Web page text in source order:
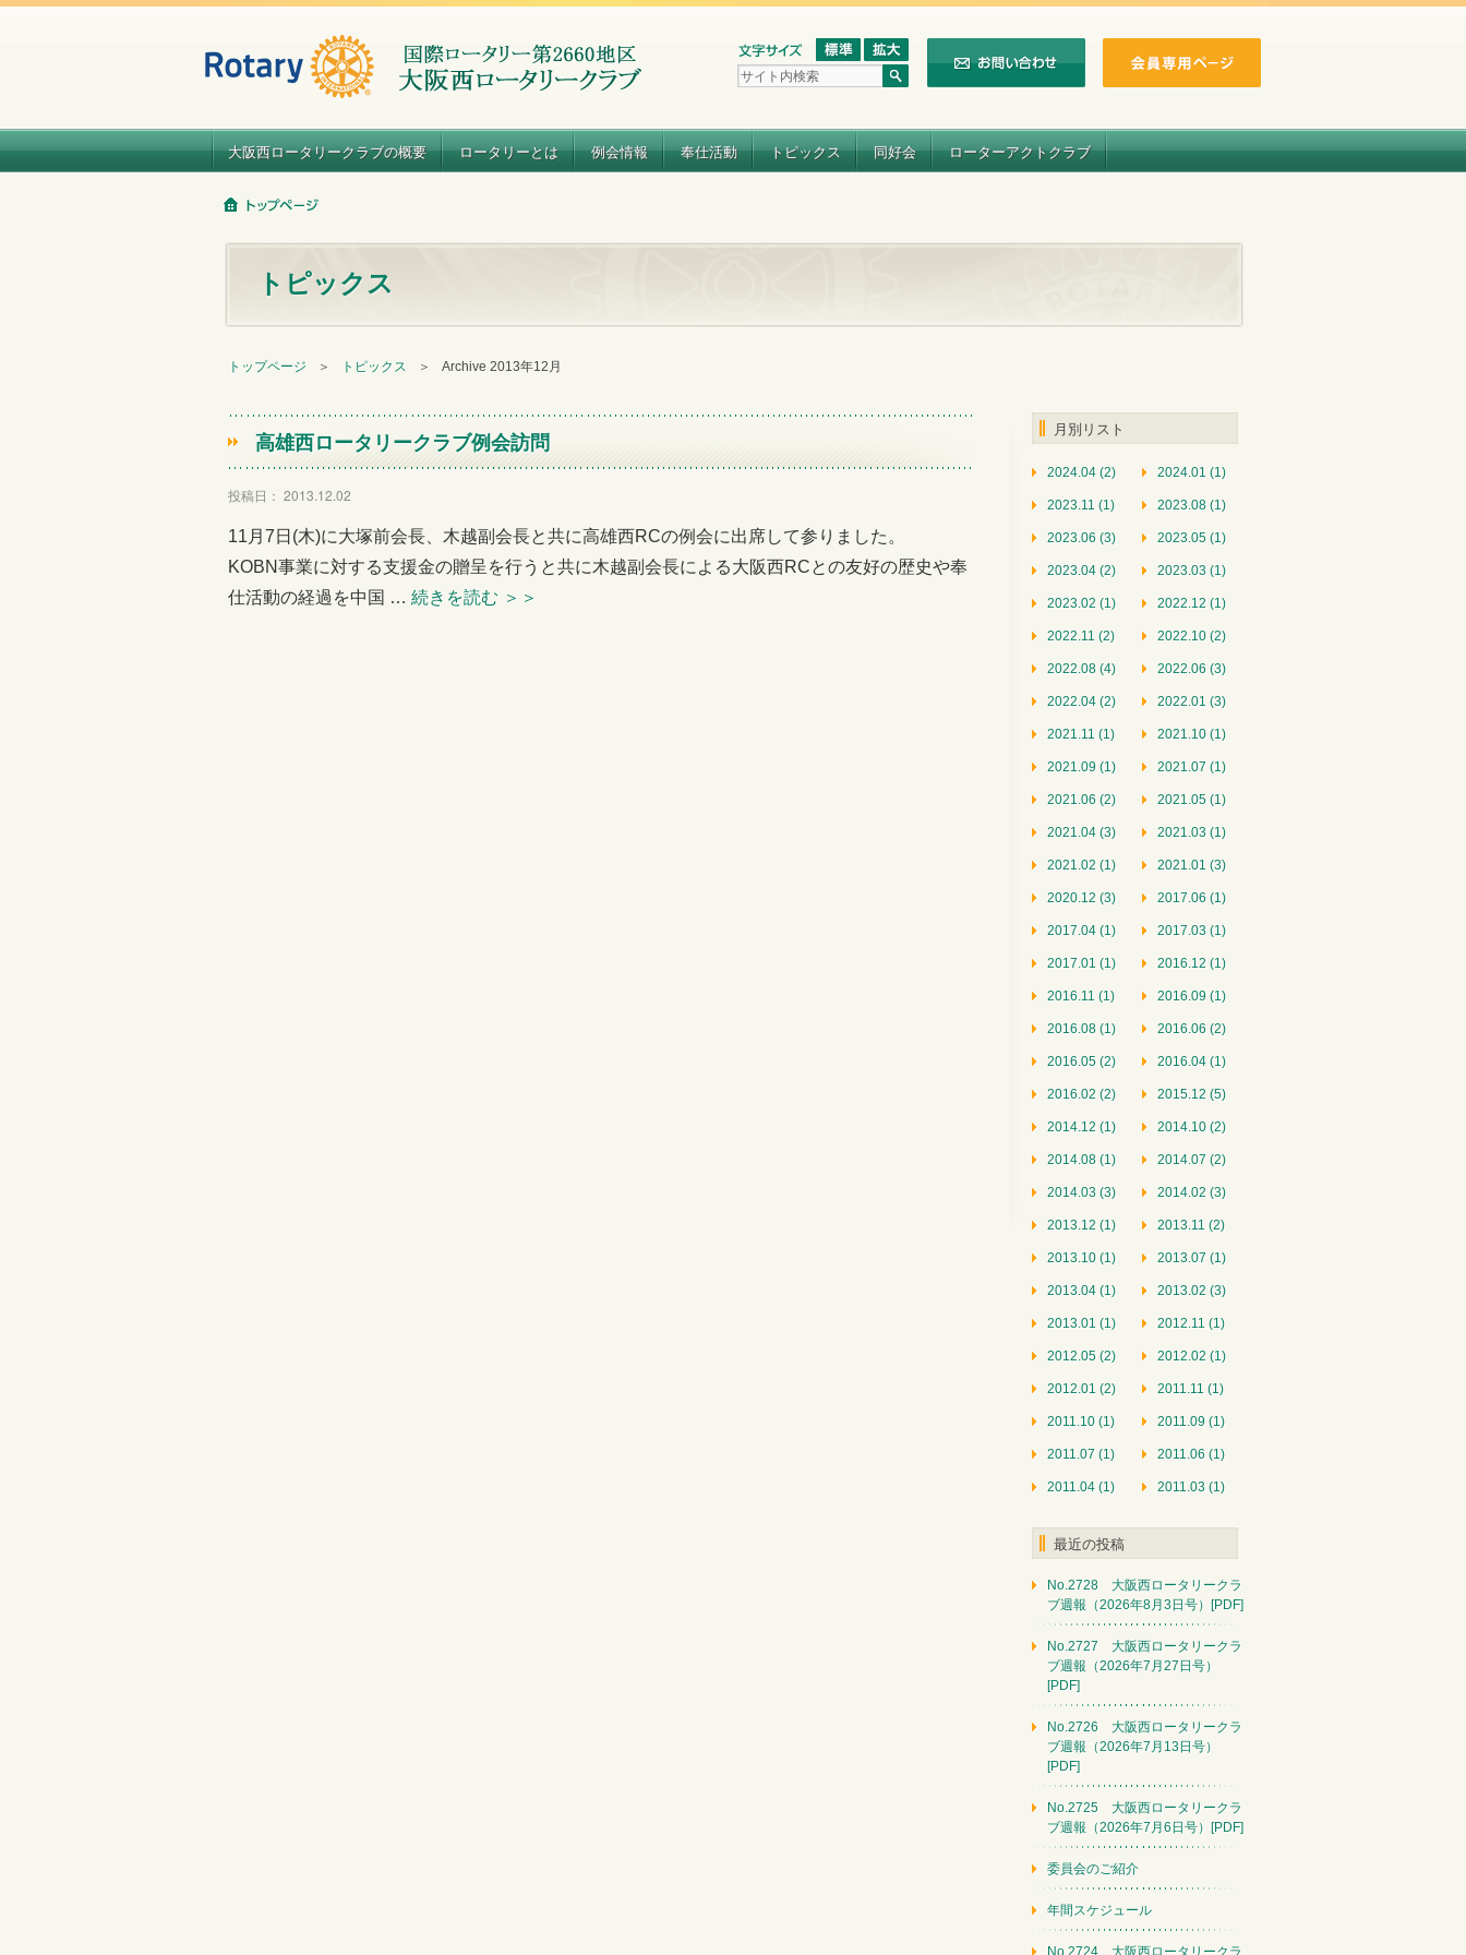
大阪西ロータリークラブの概要 ロータリーとは 例会情報 奉仕活動 トピックス 同好会 ローターアクトクラブ
トピックス
トップページ ＞ トピックス ＞ Archive 2013年12月
高雄西ロータリークラブ例会訪問
投稿日： 2013.12.02
11月7日(木)に大塚前会長、木越副会長と共に高雄西RCの例会に出席して参りました。
KOBN事業に対する支援金の贈呈を行うと共に木越副会長による大阪西RCとの友好の歴史や奉
仕活動の経過を中国 … 続きを読む ＞＞
月別リスト
2024.04 (2) 2024.01 (1)
2023.11 (1) 2023.08 (1)
2023.06 (3) 2023.05 (1)
2023.04 (2) 2023.03 (1)
2023.02 (1) 2022.12 (1)
2022.11 (2) 2022.10 (2)
2022.08 (4) 2022.06 (3)
2022.04 (2) 2022.01 (3)
2021.11 (1) 2021.10 (1)
2021.09 (1) 2021.07 (1)
2021.06 (2) 2021.05 (1)
2021.04 (3) 2021.03 (1)
2021.02 (1) 2021.01 (3)
2020.12 (3) 2017.06 (1)
2017.04 (1) 2017.03 (1)
2017.01 (1) 2016.12 (1)
2016.11 (1) 2016.09 (1)
2016.08 (1) 2016.06 (2)
2016.05 (2) 2016.04 (1)
2016.02 (2) 2015.12 (5)
2014.12 (1) 2014.10 (2)
2014.08 (1) 2014.07 (2)
2014.03 (3) 2014.02 (3)
2013.12 (1) 2013.11 (2)
2013.10 (1) 2013.07 (1)
2013.04 (1) 2013.02 (3)
2013.01 (1) 2012.11 (1)
2012.05 (2) 2012.02 (1)
2012.01 (2) 2011.11 (1)
2011.10 (1) 2011.09 (1)
2011.07 (1) 2011.06 (1)
2011.04 (1) 2011.03 (1)
最近の投稿
No.2728 大阪西ロータリークラ
ブ週報（2026年8月3日号）[PDF]
No.2727 大阪西ロータリークラ
ブ週報（2026年7月27日号）
[PDF]
No.2726 大阪西ロータリークラ
ブ週報（2026年7月13日号）
[PDF]
No.2725 大阪西ロータリークラ
ブ週報（2026年7月6日号）[PDF]
委員会のご紹介
年間スケジュール
No.2724 大阪西ロータリークラ